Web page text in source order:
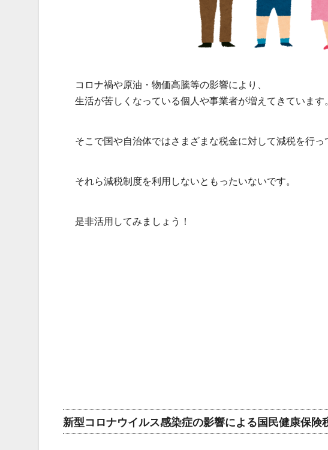
コロナ禍や原油・物価高騰等の影響により、
生活が苦しくなっている個人や事業者が増えてきています
そこで国や自治体ではさまざまな税金に対して減税を行っ
それら減税制度を利用しないともったいないです。
是非活用してみましょう！
新型コロナウイルス感染症の影響による国民健康保険